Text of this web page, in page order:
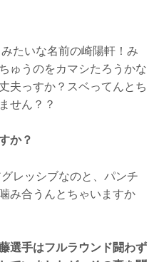
たいな名前の崎陽軒！み
ゅうのをカマシたろうかな
夫っすか？スベってんとち
せん？？
か？
レッシブなのと、パンチ
み合うんとちゃいますか
手はフルラウンド闘わず